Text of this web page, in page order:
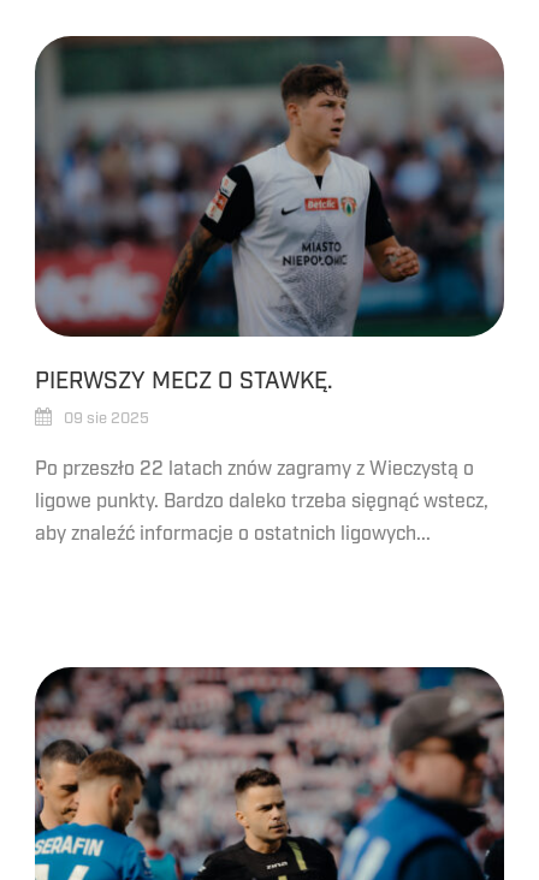
PIERWSZY MECZ O STAWKĘ.
09 sie 2025
Po przeszło 22 latach znów zagramy z Wieczystą o
ligowe punkty. Bardzo daleko trzeba sięgnąć wstecz,
aby znaleźć informacje o ostatnich ligowych...